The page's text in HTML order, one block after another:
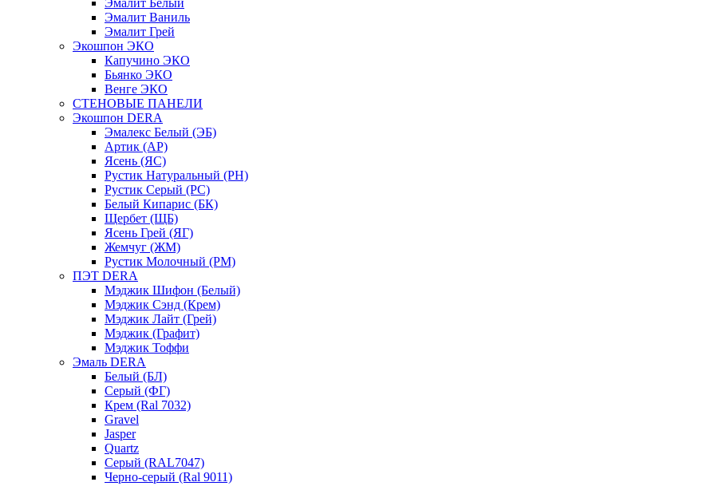
Эмалит Белый
Эмалит Ваниль
Эмалит Грей
Экошпон ЭКО
Капучино ЭКО
Бьянко ЭКО
Венге ЭКО
СТЕНОВЫЕ ПАНЕЛИ
Экошпон DERA
Эмалекс Белый (ЭБ)
Артик (АР)
Ясень (ЯС)
Рустик Натуральный (РН)
Рустик Серый (РС)
Белый Кипарис (БК)
Щербет (ЩБ)
Ясень Грей (ЯГ)
Жемчуг (ЖМ)
Рустик Молочный (РМ)
ПЭТ DERA
Мэджик Шифон (Белый)
Мэджик Сэнд (Крем)
Мэджик Лайт (Грей)
Мэджик (Графит)
Мэджик Тоффи
Эмаль DERA
Белый (БЛ)
Серый (ФГ)
Крем (Ral 7032)
Gravel
Jasper
Quartz
Серый (RAL7047)
Черно-серый (Ral 9011)